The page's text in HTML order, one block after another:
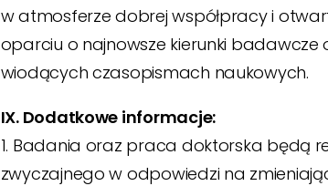
w atmosferze dobrej współpracy i
oparciu o najnowsze kierunki
wiodących czasopismach naukowych.
IX. Dodatkowe informacje:
1. Badania oraz praca doktorska będą
zwyczajnego w odpowiedzi na